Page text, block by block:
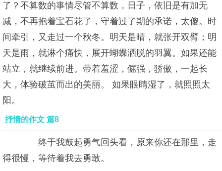
了？不算数的事情尽管不算数，日子，依旧是有加无
减，不再抱着宝石花了，守着过了期的承诺，太傻。时
间牵引，又走过一个秋冬。明天是晴，就张开双臂；明
天是雨，就淋个痛快，展开蝴蝶洒脱的羽翼。如果还能
站立，就继续前进。带着羞涩，倔强，骄傲，一起长
大，体验破茧而出的美丽。 如果眼睛湿了，就照照太
阳。
抒情的作文 篇8
终于我鼓起勇气回头看，原来你还在那里，走
得很慢，等待着我去勇敢。